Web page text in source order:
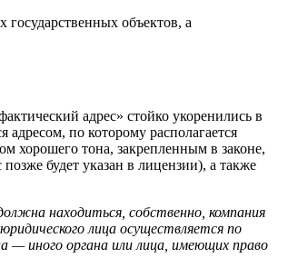
объектов, а
адрес» стойко укоренились в
адресом, по которому располагается
хорошего тона, закрепленным в законе,
будет указан в лицензии), а также
находиться, собственно, компания
лица осуществляется по
— иного органа или лица, имеющих право